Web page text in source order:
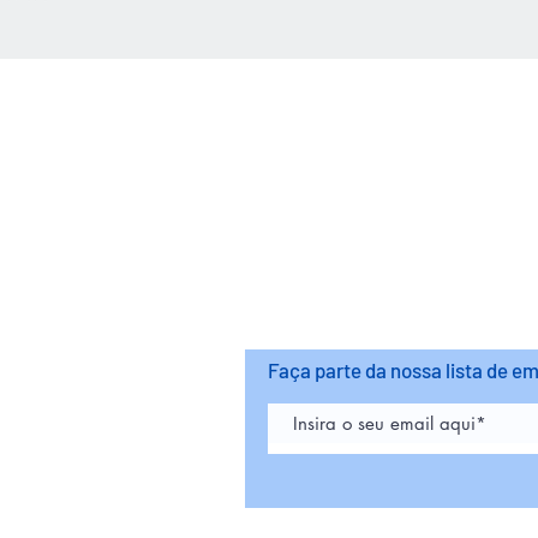
Faça parte da nossa lista de